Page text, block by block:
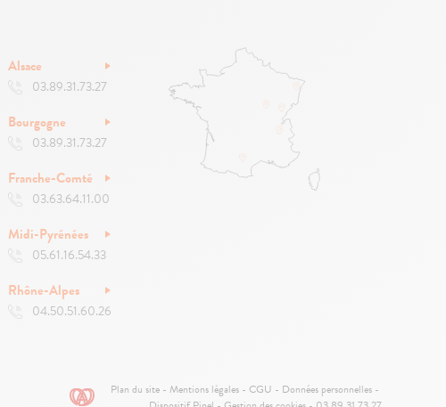
Alsace
03.89.31.73.27
Bourgogne
03.89.31.73.27
Franche-Comté
03.63.64.11.00
Midi-Pyrénées
05.61.16.54.33
Rhône-Alpes
04.50.51.60.26
Plan du site Mentions légales CGU
Données personnelles